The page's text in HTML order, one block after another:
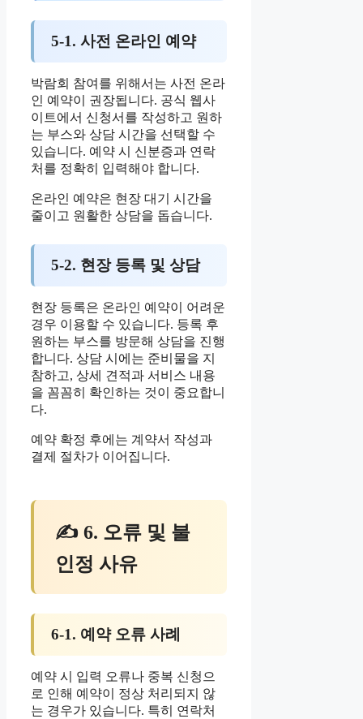
5-1. 사전 온라인 예약
박람회 참여를 위해서는 사전 온라
인 예약이 권장됩니다. 공식 웹사
이트에서 신청서를 작성하고 원하
는 부스와 상담 시간을 선택할 수
있습니다. 예약 시 신분증과 연락
처를 정확히 입력해야 합니다.
온라인 예약은 현장 대기 시간을
줄이고 원활한 상담을 돕습니다.
5-2. 현장 등록 및 상담
현장 등록은 온라인 예약이 어려운
경우 이용할 수 있습니다. 등록 후
원하는 부스를 방문해 상담을 진행
합니다. 상담 시에는 준비물을 지
참하고, 상세 견적과 서비스 내용
을 꼼꼼히 확인하는 것이 중요합니
다.
예약 확정 후에는 계약서 작성과
결제 절차가 이어집니다.
✍ 6. 오류 및 불
인정 사유
6-1. 예약 오류 사례
예약 시 입력 오류나 중복 신청으
로 인해 예약이 정상 처리되지 않
는 경우가 있습니다. 특히 연락처